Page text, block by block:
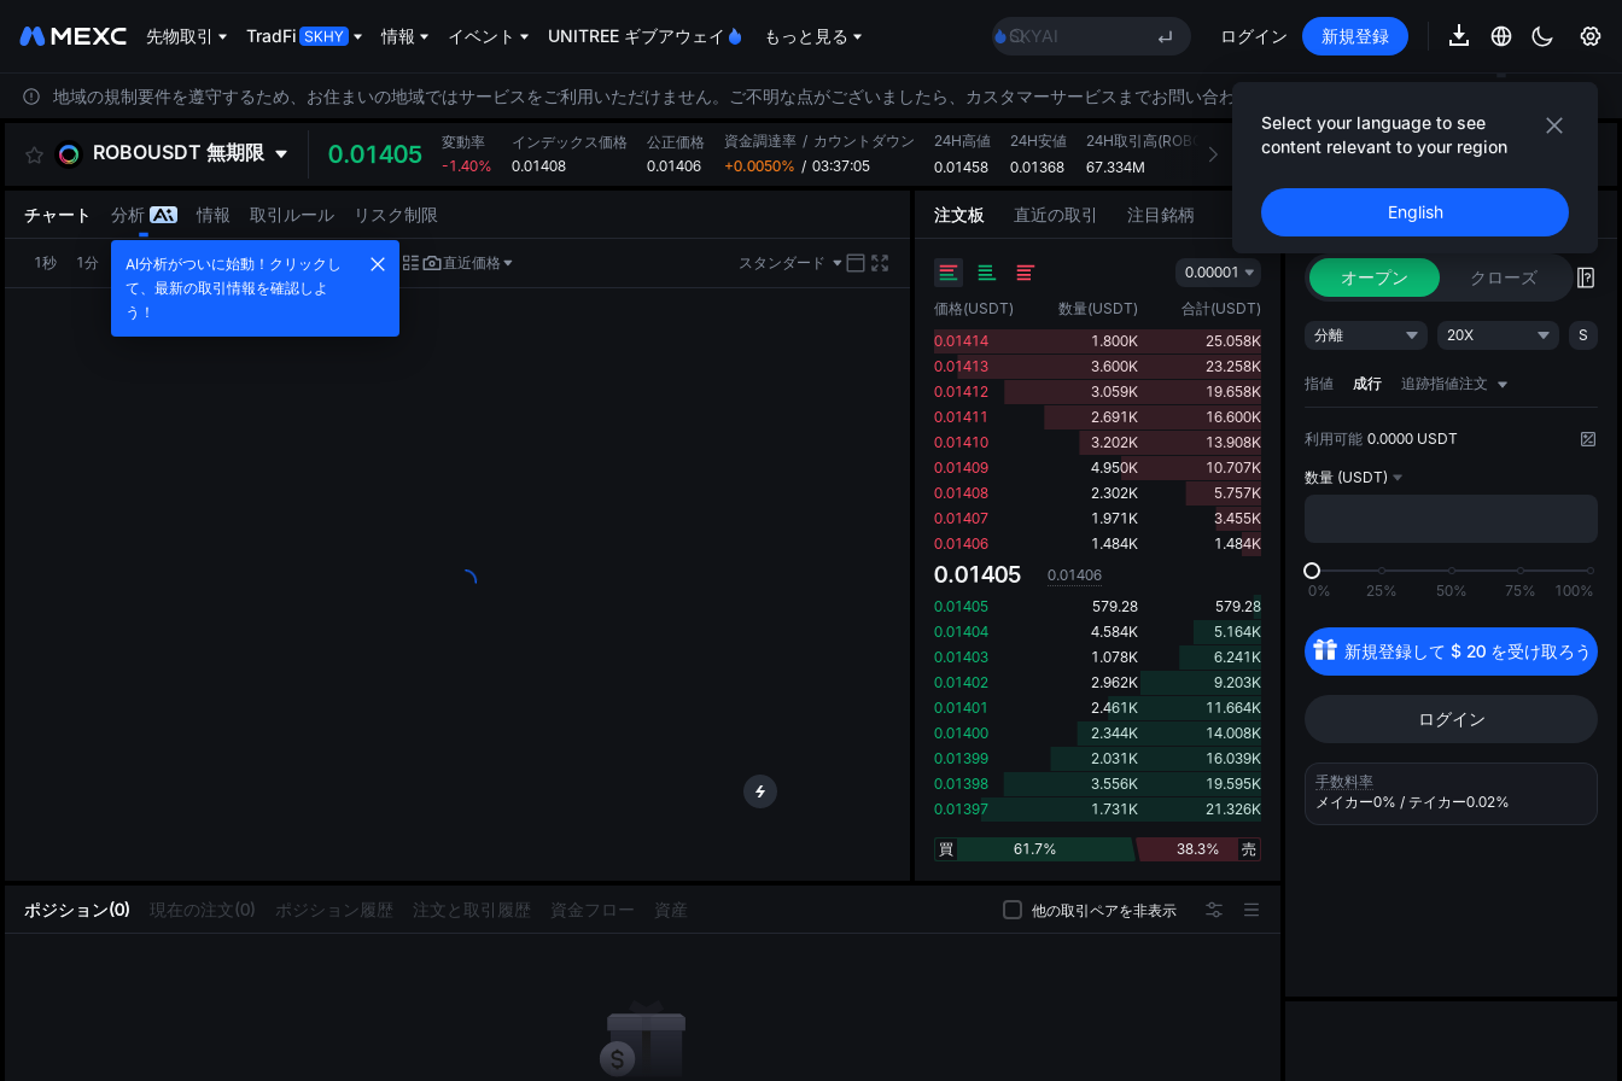
先物取引 TradFi 情報 イベント UNITREE ギブアウェイ もっと見る
SKYAI
ロックアップ期限切れ後もSPCX上昇
AAOI
SKYAI
ロックアップ期限切れ後もSPCX上昇
ログイン 新規登録
Select your language to see
content relevant to your region
English
地域の規制要件を遵守するため、お住まいの地域ではサービスをご利用いただけません。ご不明な点がございましたら、カスタマーサービスまでお問い合わせください。
ROBOUSDT 無期限 0.01405
変動率
-1.40%
インデックス価格
0.01408
公正価格
0.01406
資金調達率 / カウントダウン
+0.0050% / 03:37:05
24H高値
0.01458
24H安値
0.01368
24H取引高(ROBO)
67.334M
24H取引高(USDT)
ポジション(0) 現在の注文(0) ポジション履歴 注文と取引履歴 資金フロー 資産 他の取引ペアを非表示
チャート 分析 情報 取引ルール リスク制限
1秒 1分 5分 15分 1時 4時 1日 直近価格 スタンダード
注文板 直近の取引 注目銘柄
0.00001
価格(USDT) 数量(USDT) 合計(USDT)
0.01414
1.800K
25.058K
0.01413
3.600K
23.258K
0.01412
3.059K
19.658K
0.01411
2.691K
16.600K
0.01410
3.202K
13.908K
0.01409
4.950K
10.707K
0.01408
2.302K
5.757K
0.01407
1.971K
3.455K
0.01406
1.484K 1.484K
0.01405
0.01406
0.01405
579.28
579.28
0.01404
4.584K
5.164K
0.01403
1.078K
6.241K
0.01402
2.962K
9.203K
0.01401
2.461K
11.664K
0.01400
2.344K
14.008K
0.01399
2.031K
16.039K
0.01398
3.556K
19.595K
0.01397
1.731K 21.326K
61.7%
買 38.3% 売
AIストラテジーのご紹介
AIストラテジー
オープン クローズ
分離 20X S
指値 成行 追跡指値注文
利用可能 0.0000 USDT
数量 (USDT)
0% 25% 50% 75% 100%
新規登録して $ 20 を受け取ろう
ログイン
手数料率
メイカー0% / テイカー0.02%
AI分析がついに始動！クリックし
て、最新の取引情報を確認しよ
う！